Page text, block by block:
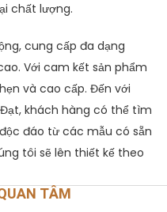
chất lượng.
cung cấp đa dạng
Với cam kết sản phẩm
và cao cấp. Đến với
khách hàng có thể tìm
đáo từ các mẫu có sẵn
tôi sẽ lên thiết kế theo
TÂM